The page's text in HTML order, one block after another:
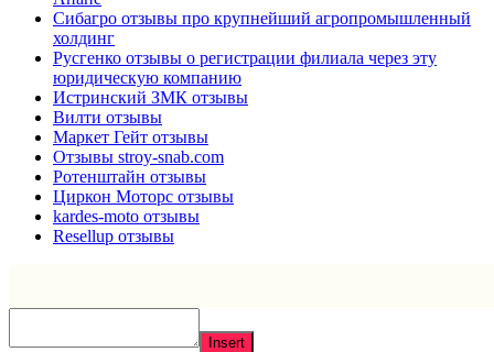
Сибагро отзывы про крупнейший агропромышленный
холдинг
Русгенко отзывы о регистрации филиала через эту
юридическую компанию
Истринский ЗМК отзывы
Вилти отзывы
Маркет Гейт отзывы
Отзывы stroy-snab.com
Ротенштайн отзывы
Циркон Моторс отзывы
kardes-moto отзывы
Resellup отзывы
Insert